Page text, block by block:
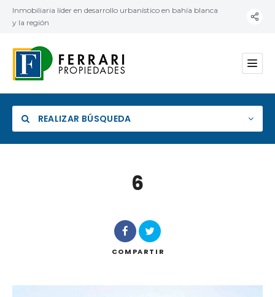
Inmobiliaria líder en desarrollo urbanístico en bahía blanca
y la región
REALIZAR BÚSQUEDA
6
COMPARTIR